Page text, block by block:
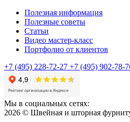
Полезная информация
Полезные советы
Статьи
Видео мастер-класс
Портфолио от клиентов
+7 (495) 228-72-27 +7 (495) 902-78-
Мы в социальных сетях:
2026 © Швейная и шторная